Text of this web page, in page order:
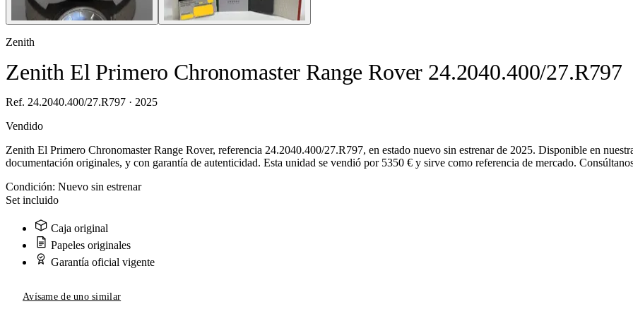
Zenith
Zenith El Primero Chronomaster Range Rover 24.2040.400/27.R797
Ref. 24.2040.400/27.R797 · 2025
Vendido
Zenith El Primero Chronomaster Range Rover, referencia 24.2040.400/27.R797, en estado nuevo sin estrenar de 2025. Disponible en
documentación originales, y con garantía de autenticidad. Esta unidad se vendió por 5350 € y sirve como referencia de mercado.
Condición: Nuevo sin estrenar
Set incluido
Caja original
Papeles originales
Garantía oficial vigente
Avísame de uno similar